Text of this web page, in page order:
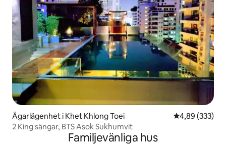
Ägarlägenhet i Khet Khlong Toei 4,89 av 5 i
4,89 (333)
2 King sängar, BTS Asok Sukhumvit
Familjevänliga hus